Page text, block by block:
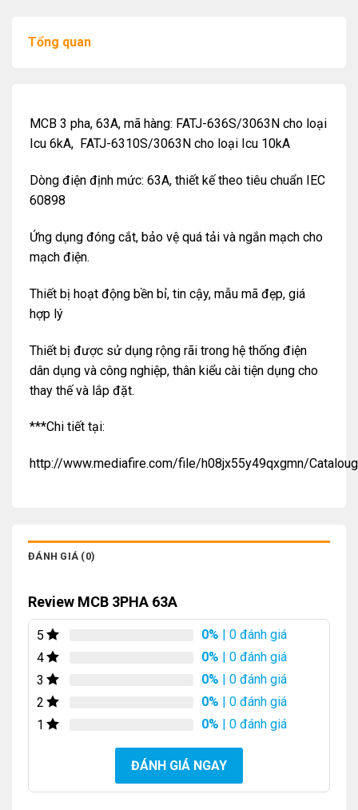
Tổng quan
MCB 3 pha, 63A, mã hàng: FATJ-636S/3063N cho loại
Icu 6kA, FATJ-6310S/3063N cho loại Icu 10kA
Dòng điện định mức: 63A, thiết kế theo tiêu chuẩn IEC
60898
Ứng dụng đóng cắt, bảo vệ quá tải và ngắn mạch cho
mạch điện.
Thiết bị hoạt động bền bỉ, tin cậy, mẫu mã đẹp, giá
hợp lý
Thiết bị được sử dụng rộng rãi trong hệ thống điện
dân dụng và công nghiệp, thân kiểu cài tiện dụng cho
thay thế và lắp đặt.
***Chi tiết tại:
http://www.mediafire.com/file/h08jx55y49qxgmn/
ĐÁNH GIÁ (0)
Review MCB 3PHA 63A
5 0% | 0 đánh giá
4
0% | 0 đánh giá
3
0% | 0 đánh giá
2
0% | 0 đánh giá
1
0% | 0 đánh giá
ĐÁNH GIÁ NGAY